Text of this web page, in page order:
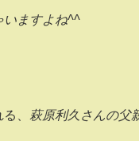
いますよね^^
、 萩原利久さんの父